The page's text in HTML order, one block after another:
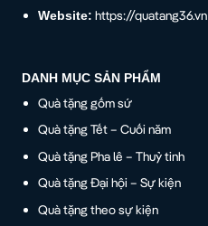
Website: https://quatang36.vn
DANH MỤC SẢN PHẨM
Quà tặng gốm sứ
Quà tặng Tết – Cuối năm
Quà tặng Pha lê – Thuỷ tinh
Quà tặng Đại hội – Sự kiện
Quà tặng theo sự kiện